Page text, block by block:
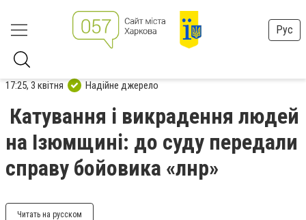
Рус
17:25, 3 квітня Надійне джерело
Катування і викрадення людей
на Ізюмщині: до суду передали
справу бойовика «лнр»
Читать на русском